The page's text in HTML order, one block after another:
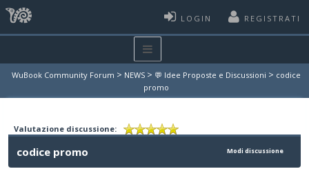
LOGIN REGISTRATI
WuBook Community Forum > NEWS > 💬 Idee Proposte e Discussioni > codice
promo
Valutazione discussione:
Modi discussione
codice promo